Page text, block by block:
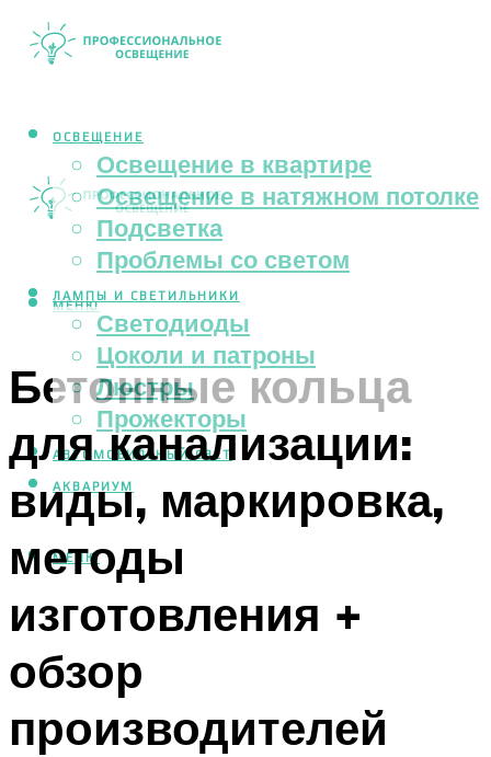
ОСВЕЩЕНИЕ
Освещение в квартире
Освещение в натяжном потолке
Подсветка
Проблемы со светом
ЛАМПЫ И СВЕТИЛЬНИКИ
Светодиоды
Цоколи и патроны
Люстры
Прожекторы
АВТОМОБИЛЬНЫЙ СВЕТ
АКВАРИУМ
МЕНЮ
МЕНЮ
Бетонные кольца
для канализации:
виды, маркировка,
методы
изготовления +
обзор
производителей